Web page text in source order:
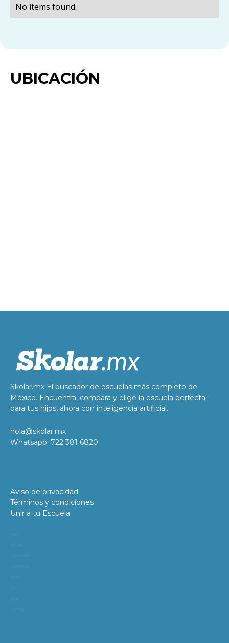
No items found.
UBICACIÓN
Skolar.mx El buscador de escuelas más completo de
México. Encuentra, compara y elige la escuela perfecta
para tus hijos, ahora con inteligencia artificial.
hola@skolar.mx
Whatsapp: 722 381 6820
Aviso de privacidad
Términos y condiciones
Unir a tu Escuela